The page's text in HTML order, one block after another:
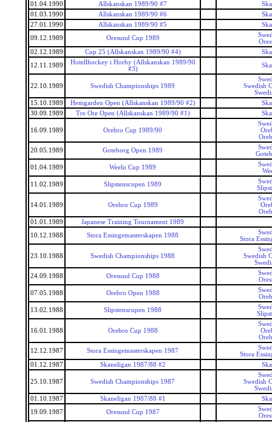
01.04.1990
Allskanskan 1989/90 #7
01.03.1990
Allskanskan 1989/90 #6
27.01.1990
Allskanskan 1989/90 #5
09.12.1989
Oresund Cup 1989
02.12.1989
Cup 25 (Allskanskan 1989/90 #4)
12.11.1989
Hotellhockey i Horby (Allskanskan 1989/90
#3)
22.10.1989 Swedish Championships 1989
Swedish
15.10.1989
Hemgarden Open (Allskanskan 1989/90 #2)
30.09.1989
Tre Ore Open (Allskanskan 1989/90 #1)
16.09.1989 Orebro Cup 1989/90
20.05.1989
Goteborg Open 1989
01.04.1989
Weelu Cup 1989
11.02.1989
Slipstenscupen 1989
14.01.1989 Orebro Cup 1989
01.01.1989
Japanese Training Tournament 1989
10.12.1988
Stora Essingemasterskapen 1988
Stora
23.10.1988 Swedish Championships 1988
Swedish
24.09.1988
Oresund Cup 1988
07.05.1988
Orebro Open 1988
13.02.1988
Slipstenscupen 1988
16.01.1988 Orebro Cup 1988
12.12.1987
Stora Essingemasterskapen 1987
Stora
01.12.1987
Skaneligan 1987/88 #2
25.10.1987 Swedish Championships 1987
Swedish
01.10.1987
Skaneligan 1987/88 #1
19.09.1987
Oresund Cup 1987